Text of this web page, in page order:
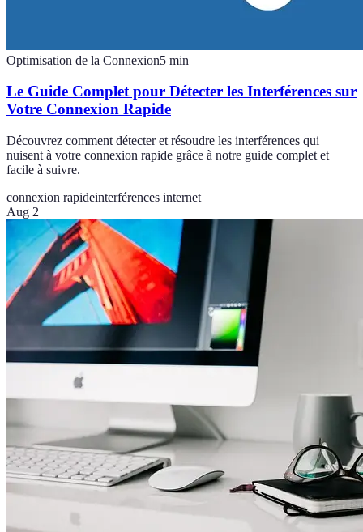
Optimisation de la Connexion5 min
Le Guide Complet pour Détecter les Interférences sur
Votre Connexion Rapide
Découvrez comment détecter et résoudre les interférences qui
nuisent à votre connexion rapide grâce à notre guide complet et
facile à suivre.
connexion rapideinterférences internet
Aug 2